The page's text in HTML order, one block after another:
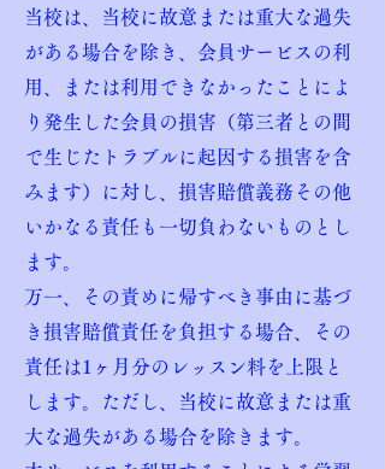
当校は、当校に故意または重大な過失
がある場合を除き、会員サービスの利
用、または利用できなかったことによ
り発生した会員の損害（第三者との間
で生じたトラブルに起因する損害を含
みます）に対し、損害賠償義務その他
いかなる責任も一切負わないものとし
ます。
万一、その責めに帰すべき事由に基づ
き損害賠償責任を負担する場合、その
責任は1ヶ月分のレッスン料を上限と
します。ただし、当校に故意または重
大な過失がある場合を除きます。